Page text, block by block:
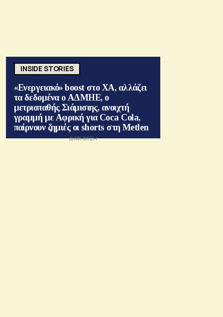
INSIDE STORIES
«Ενεργειακό» boost στο ΧΑ, αλλάζει
τα δεδομένα ο ΑΔΜΗΕ, ο
μετριοπαθής Σιάμισιης, ανοιχτή
γραμμή με Αφρική για Coca Cola,
παίρνουν ζημιές οι shorts στη Metlen